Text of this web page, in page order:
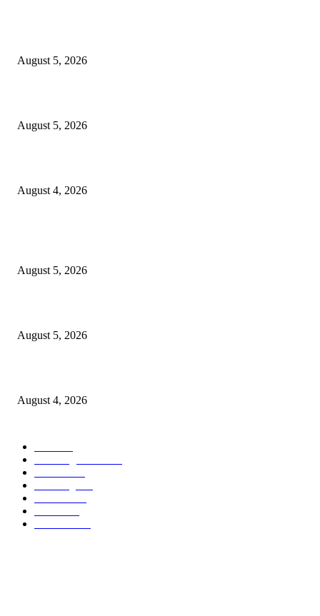
August 5, 2026
August 5, 2026
August 4, 2026
August 5, 2026
August 5, 2026
August 4, 2026